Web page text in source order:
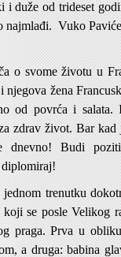
i duže od trideset
najmlađi. Vuko
o svome životu u
njegova žena
od povrća i
zdrav život. Bar
dnevno! Budi
trenutku
koji se posle Velikog
praga. Prva u
a druga: babina